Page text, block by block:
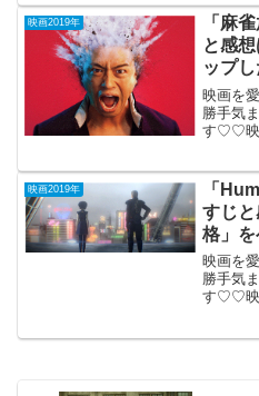
な美少
温泉街...
映画2019年
「麻
と感
ップ
映画。
映画を
勝手気
す♡♡映
開（
た...
映画2019年
「
すじ
格」
メ。
映画を
勝手気
す♡♡映